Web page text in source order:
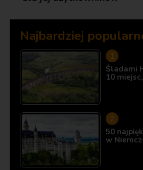
Najbardziej
Śladami
10
50
w